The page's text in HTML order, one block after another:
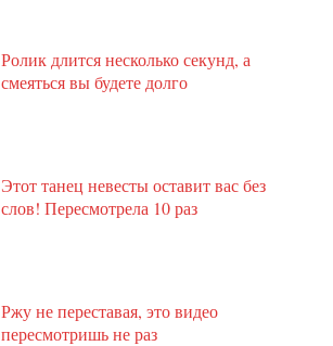
Ролик длится несколько секунд, а
смеяться вы будете долго
Этот танец невесты оставит вас без
слов! Пересмотрела 10 раз
Ржу не переставая, это видео
пересмотришь не раз